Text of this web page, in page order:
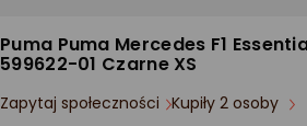
Puma Puma Mercedes F1
599622-01 Czarne XS
Zapytaj społeczności Kupiły 2 osoby